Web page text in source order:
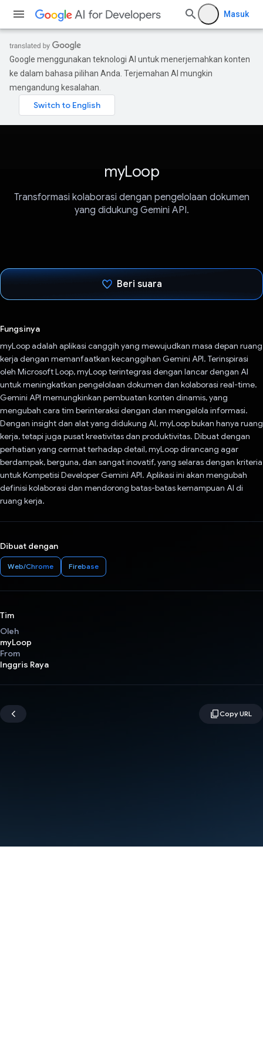
Masuk
Google menggunakan teknologi AI untuk menerjemahkan konten
ke dalam bahasa pilihan Anda. Terjemahan AI mungkin
mengandung kesalahan.
myLoop
Transformasi kolaborasi dengan pengelolaan dokumen
yang didukung Gemini API.
Beri suara
Fungsinya
myLoop adalah aplikasi canggih yang mewujudkan masa depan ruang
kerja dengan memanfaatkan kecanggihan Gemini API. Terinspirasi
oleh Microsoft Loop, myLoop terintegrasi dengan lancar dengan AI
untuk meningkatkan pengelolaan dokumen dan kolaborasi real-time.
Gemini API memungkinkan pembuatan konten dinamis, yang
mengubah cara tim berinteraksi dengan dan mengelola informasi.
Dengan insight dan alat yang didukung AI, myLoop bukan hanya ruang
kerja, tetapi juga pusat kreativitas dan produktivitas. Dibuat dengan
perhatian yang cermat terhadap detail, myLoop dirancang agar
berdampak, berguna, dan sangat inovatif, yang selaras dengan kriteria
untuk Kompetisi Developer Gemini API. Aplikasi ini akan mengubah
definisi kolaborasi dan mendorong batas-batas kemampuan AI di
ruang kerja.
Dibuat dengan
Web/Chrome Firebase
Tim
Oleh
myLoop
From
Inggris Raya